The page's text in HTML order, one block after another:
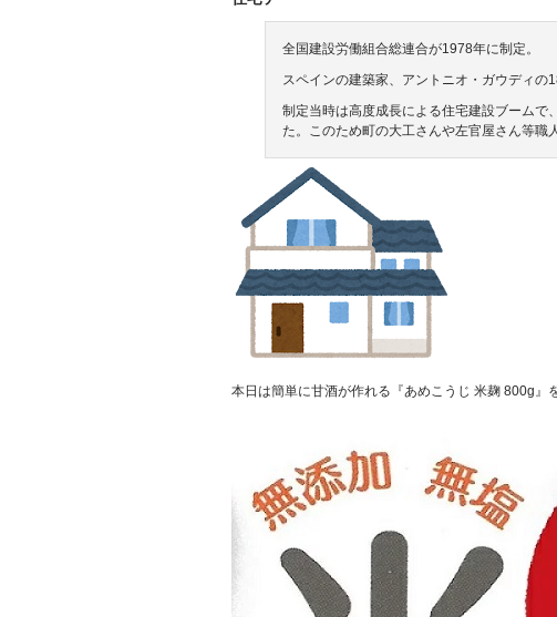
全国建設労働組合総連合が1978年に制定。
スペインの建築家、アントニオ・ガウディの
制定当時は高度成長による住宅建設ブームで
た。このため町の大工さんや左官屋さん等職
本日は簡単に甘酒が作れる『あめこうじ 米麹 800g』